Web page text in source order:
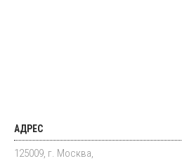
АДРЕС
125009, г. Москва,